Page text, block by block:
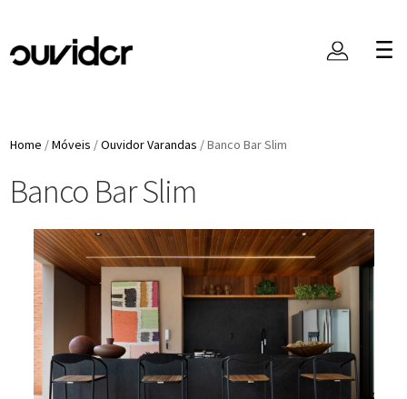
Home /Móveis /Ouvidor Varandas /Banco Bar Slim
Banco Bar Slim